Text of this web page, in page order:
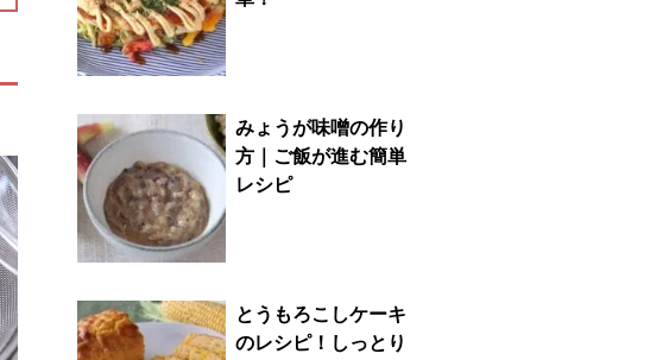
みょうが味噌の作り
方｜ご飯が進む簡単
レシピ
とうもろこしケーキ
のレシピ！しっとり